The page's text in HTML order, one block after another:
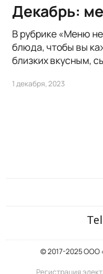
Декабрь:
В рубрике «Меню
блюда, чтобы вы
близких вкусным,
1 декабря, 2023
© 2017-2025 ООО
Регистрация